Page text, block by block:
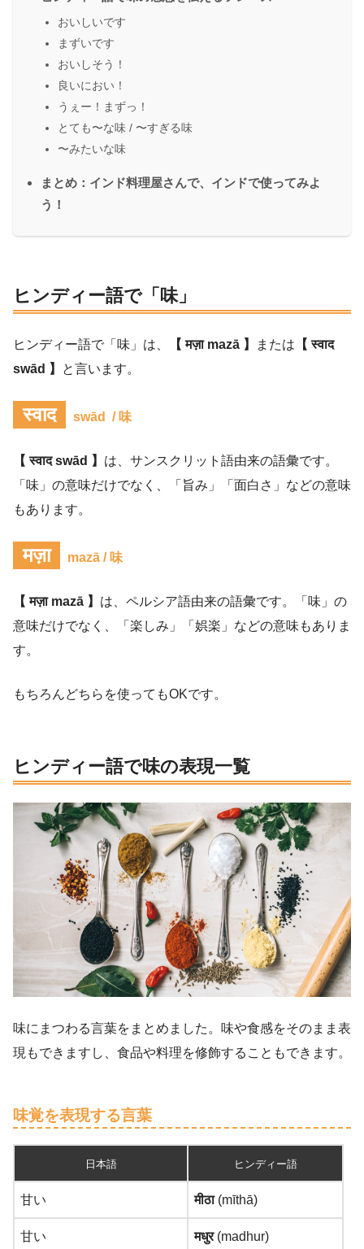
おいしいです
まずいです
おいしそう！
良いにおい！
うぇー！まずっ！
とても〜な味 / 〜すぎる味
〜みたいな味
まとめ：インド料理屋さんで、インドで使ってみよ
う！
ヒンディー語で「味」
ヒンディー語で「味」は、 【 मज़ा mazā 】 または 【 स्वाद
swād 】
と言います。
स्वाद swād / 味
【 स्वाद swād 】 は、サンスクリット語由来の語彙です。
「味」の意味だけでなく、「旨み」「面白さ」などの意味
もあります。
मज़ा mazā / 味
【 मज़ा mazā 】 は、ペルシア語由来の語彙です。「味」の
意味だけでなく、「楽しみ」「娯楽」などの意味もありま
す。
もちろんどちらを使ってもOKです。
ヒンディー語で味の表現一覧
味にまつわる言葉をまとめました。味や食感をそのまま表
現もできますし、食品や料理を修飾することもできます。
味覚を表現する言葉
日本語 ヒンディー語
甘い मीठा(mīthā)
甘い मधुर(madhur)